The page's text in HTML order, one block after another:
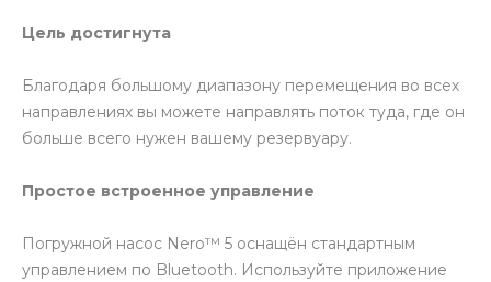
Цель достигнута
Благодаря большому диапазону перемещения во всех
направлениях вы можете направлять поток туда, где он
больше всего нужен вашему резервуару.
Простое встроенное управление
Погружной насос Nero™ 5 оснащён стандартным
управлением по Bluetooth. Используйте приложение